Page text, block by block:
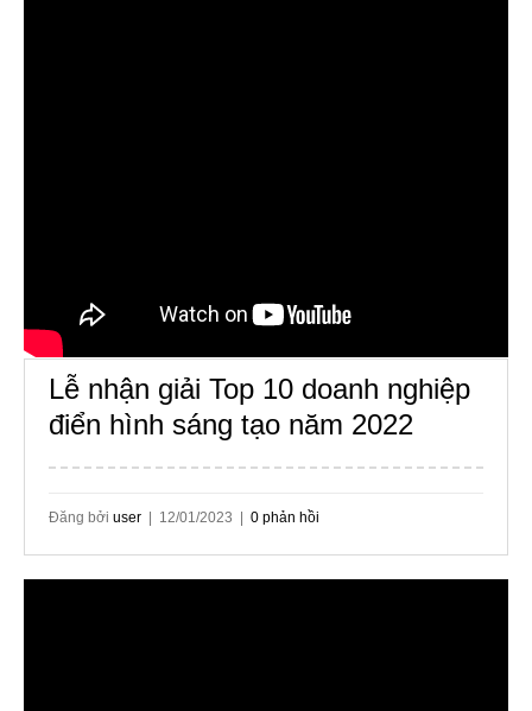
Lễ nhận giải Top 10 doanh nghiệp
điển hình sáng tạo năm 2022
Đăng bởi user | 12/01/2023 | 0 phản hồi